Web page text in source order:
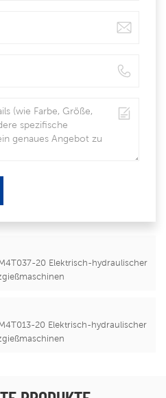
20 Elektrisch-hydraulischer
20 Elektrisch-hydraulischer